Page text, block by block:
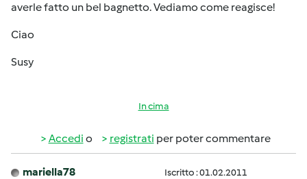
averle fatto un bel bagnetto. Vediamo come reagisce!
Ciao
Susy
In cima
Accedi o registrati per poter commentare
mariella78 Iscritto : 01.02.2011